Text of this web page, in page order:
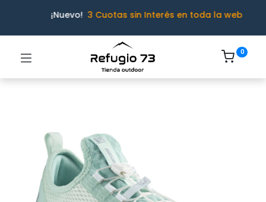
¡Nuevo! 3 Cuotas sin Interés en toda la web
0